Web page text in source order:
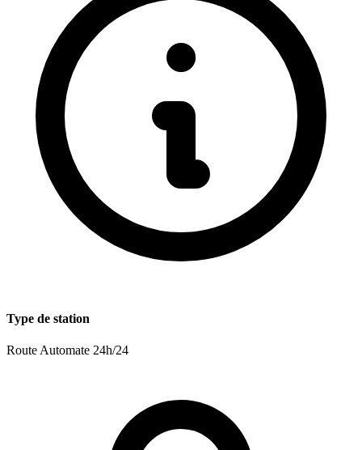
Type de station
Route Automate 24h/24